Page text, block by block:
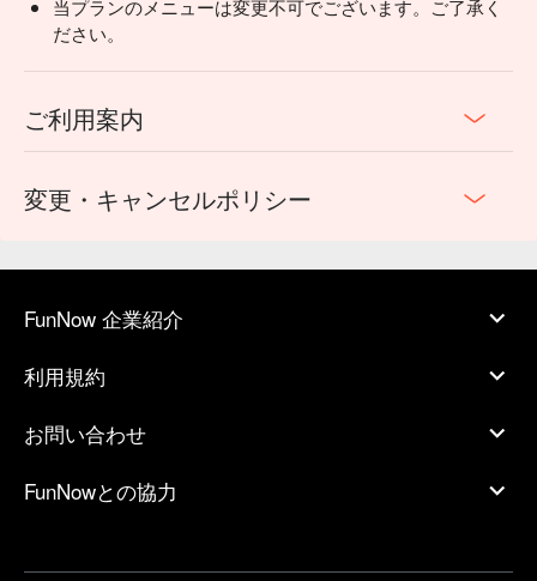
当プランのメニューは変更不可でございます。ご了承く
ださい。
ご利用案内
変更・キャンセルポリシー
FunNow 企業紹介
利用規約
お問い合わせ
FunNowとの協力